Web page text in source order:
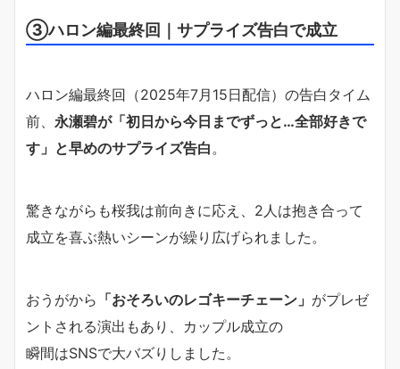
③ハロン編最終回｜サプライズ告白で成立
ハロン編最終回（2025年7月15日配信）の告白タイム
前、 永瀬碧が「初日から今日までずっと…全部好きで
す」と早めのサプライズ告白。
驚きながらも桜我は前向きに応え、2人は抱き合って
成立を喜ぶ熱いシーンが繰り広げられました。
おうがから 「おそろいのレゴキーチェーン」 がプレゼ
ントされる演出もあり、カップル成立の
瞬間はSNSで大バズりしました。